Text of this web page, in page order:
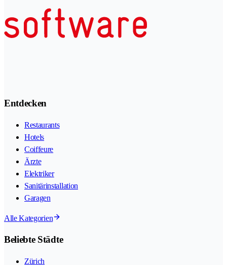
Entdecken
Restaurants
Hotels
Coiffeure
Ärzte
Elektriker
Sanitärinstallation
Garagen
Alle Kategorien
Beliebte Städte
Zürich